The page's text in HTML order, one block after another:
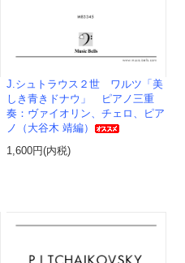
J.シュトラウス２世 ワルツ「美
しき青きドナウ」 ピアノ三重
奏：ヴァイオリン、チェロ、ピア
ノ（大谷木 靖編）
1,600円(内税)